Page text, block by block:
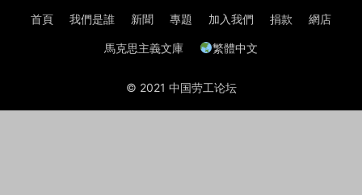
首頁 我們是誰 新聞 專題 加入我們 捐款 網店
馬克思主義文庫 繁體中文
© 2021 中国劳工论坛